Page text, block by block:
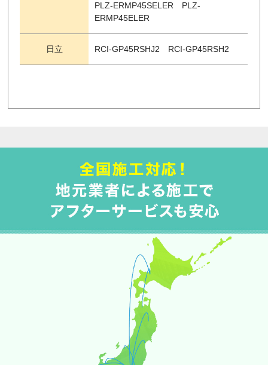
PLZ-ERMP45SELER PLZ-
ERMP45ELER
日立 RCI-GP45RSHJ2 RCI-GP45RSH2